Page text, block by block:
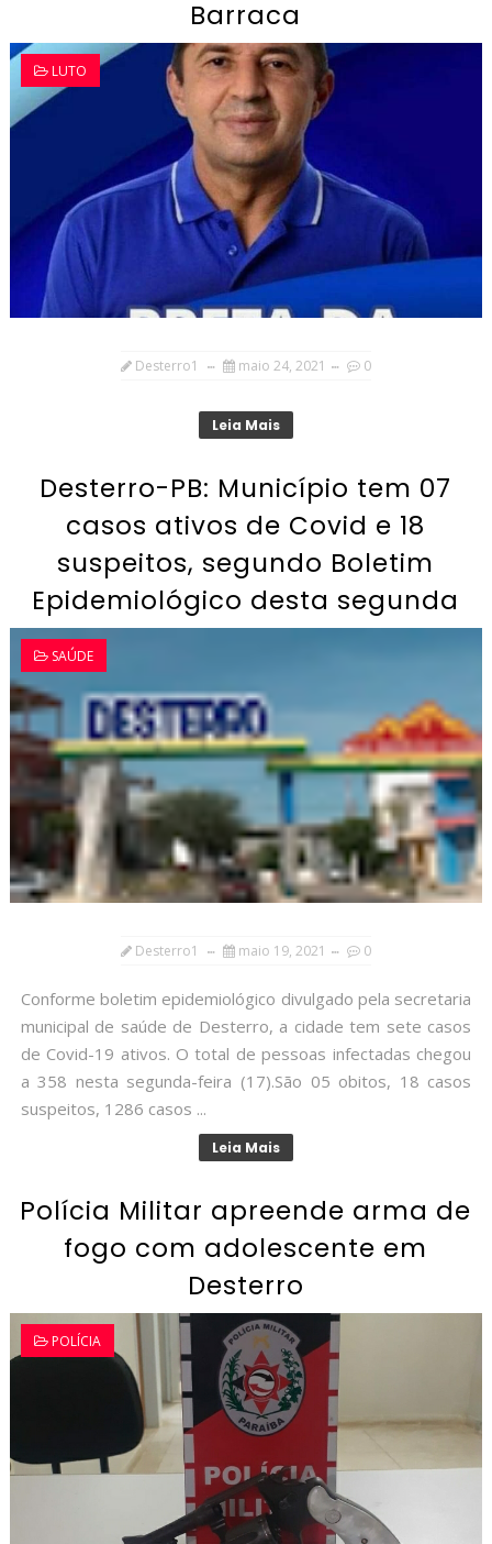
Barraca
LUTO
Desterro1 maio 24, 2021 0
Leia Mais
Desterro-PB: Município tem 07
casos ativos de Covid e 18
suspeitos, segundo Boletim
Epidemiológico desta segunda
SAÚDE
Desterro1 maio 19, 2021 0
Conforme boletim epidemiológico divulgado pela secretaria
municipal de saúde de Desterro, a cidade tem sete casos
de Covid-19 ativos. O total de pessoas infectadas chegou
a 358 nesta segunda-feira (17).São 05 obitos, 18 casos
suspeitos, 1286 casos ...
Leia Mais
Polícia Militar apreende arma de
fogo com adolescente em
Desterro
POLÍCIA